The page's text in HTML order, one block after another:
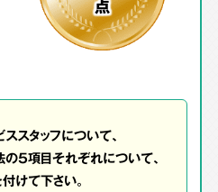
点
スタッフについて、
の5項目それぞれについて、
けて下さい。